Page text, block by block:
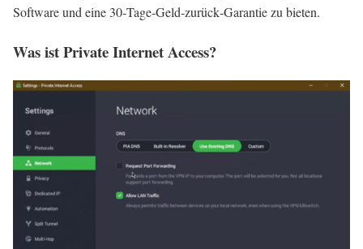
Software und eine 30‑Tage‑Geld‑zurück‑Garantie zu bieten.
Was ist Private Internet Access?